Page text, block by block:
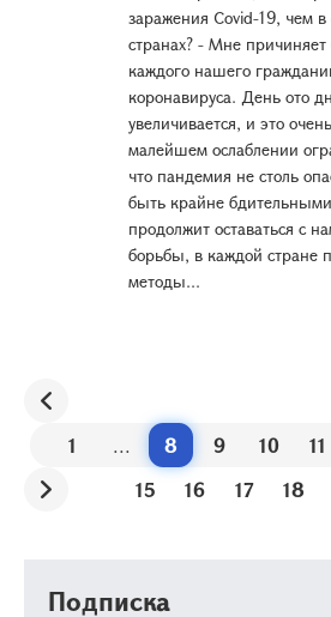
заражения Covid-19, чем в
странах? - Мне
каждого нашего
коронавируса. День ото
увеличивается, и это
малейшем ослаблении
что пандемия не столь
быть крайне
продолжит оставаться с
борьбы, в каждой стране
методы...
1 ... 8 9 10 11
15
16 17 18
Подписка